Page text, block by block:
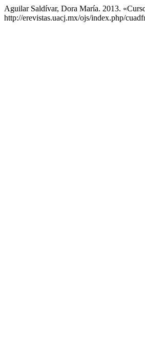
Aguilar Saldívar, Dora María. 2013.
http://erevistas.uacj.mx/ojs/index.php/